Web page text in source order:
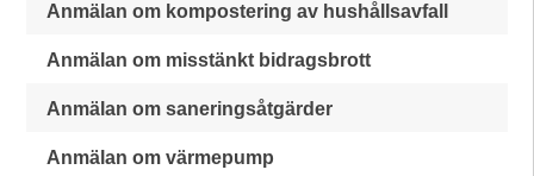
Anmälan om kompostering av hushållsavfall
Anmälan om misstänkt bidragsbrott
Anmälan om saneringsåtgärder
Anmälan om värmepump